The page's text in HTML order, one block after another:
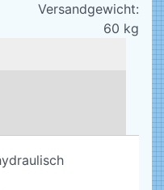
Versandgewicht:
60 kg